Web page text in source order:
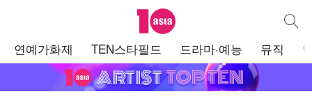
텐아시아 통합
연예가화제 TEN스타필드 드라마·예능 뮤직